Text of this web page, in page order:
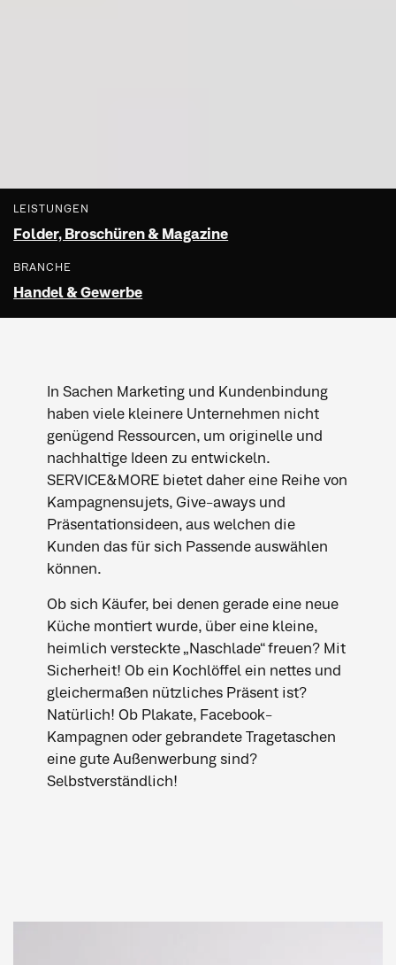
LEISTUNGEN
Folder, Broschüren & Magazine
BRANCHE
Handel & Gewerbe
In Sachen Marketing und Kundenbindung
haben viele kleinere Unternehmen nicht
genügend Ressourcen, um originelle und
nachhaltige Ideen zu entwickeln.
SERVICE&MORE bietet daher eine Reihe von
Kampagnensujets, Give-aways und
Präsentationsideen, aus welchen die
Kunden das für sich Passende auswählen
können.
Ob sich Käufer, bei denen gerade eine neue
Küche montiert wurde, über eine kleine,
heimlich versteckte „Naschlade“ freuen? Mit
Sicherheit! Ob ein Kochlöffel ein nettes und
gleichermaßen nützliches Präsent ist?
Natürlich! Ob Plakate, Facebook-
Kampagnen oder gebrandete Tragetaschen
eine gute Außenwerbung sind?
Selbstverständlich!